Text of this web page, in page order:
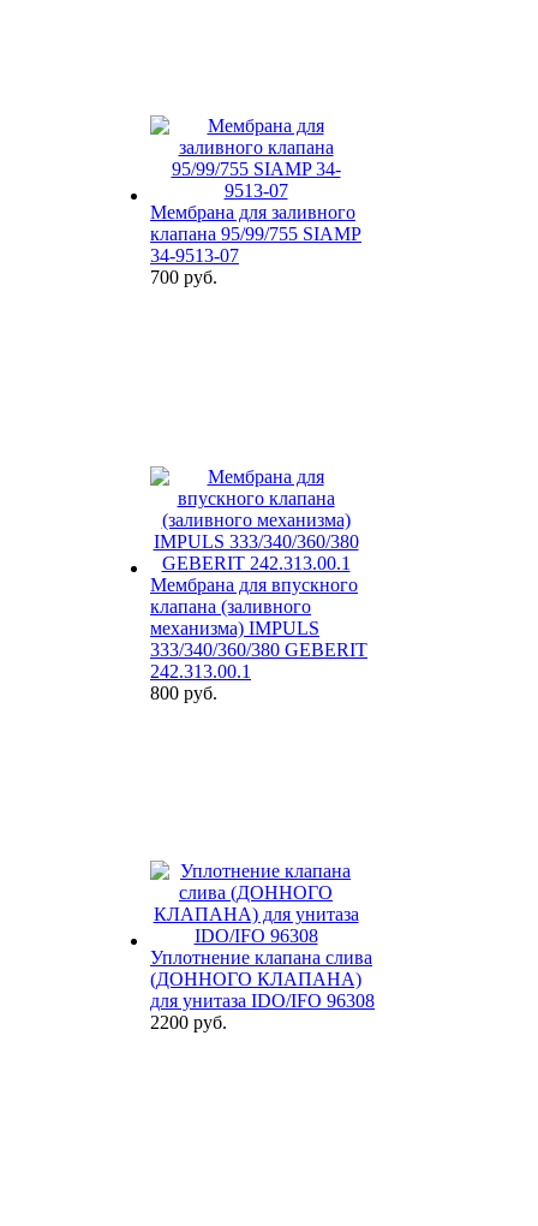
Мембрана для заливного
клапана 95/99/755 SIAMP
34-9513-07
700 руб.
Мембрана для впускного
клапана (заливного
механизма) IMPULS
333/340/360/380 GEBERIT
242.313.00.1
800 руб.
Уплотнение клапана слива
(ДОННОГО КЛАПАНА)
для унитаза IDO/IFO 96308
2200 руб.